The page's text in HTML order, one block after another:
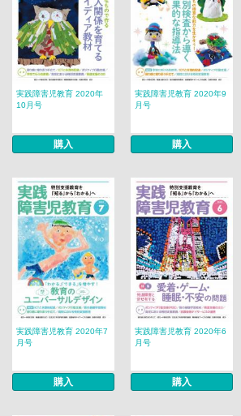
実践障害児教育 2020年
10月号
購入
実践障害児教育 2020年9
月号
購入
実践障害児教育 2020年7
月号
購入
実践障害児教育 2020年6
月号
購入